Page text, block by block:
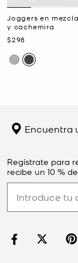
Joggers en
y cachemira
Ahora
$298
Encuentra
Regístrate para
recibe un 10 %